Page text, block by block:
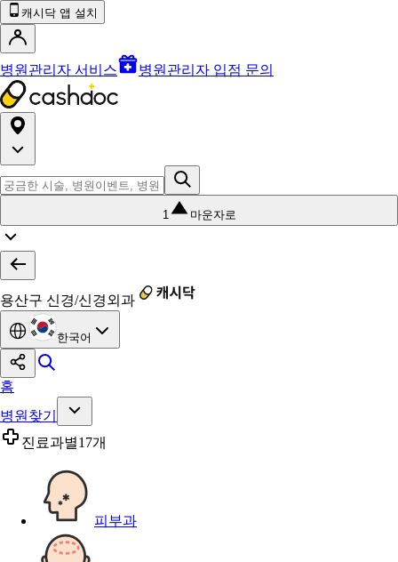
캐시닥 앱 설치
병원관리자 서비스 병원관리자 입점 문의
1 마운자로
용산구 신경/신경외과
한국어
홈
병원찾기
진료과별17개
피부과